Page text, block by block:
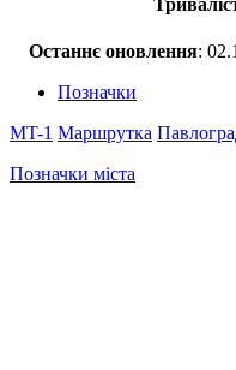
Останнє оновлення:
Позначки
MT-1 Маршрутка
Позначки міста